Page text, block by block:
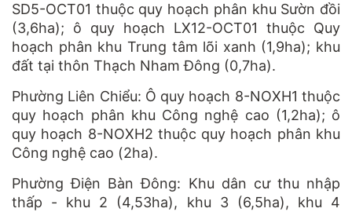
SD5-OCT01 thuộc quy hoạch phân khu Sườn đồi
(3,6ha); ô quy hoạch LX12-OCT01 thuộc Quy
hoạch phân khu Trung tâm lõi xanh (1,9ha); khu
đất tại thôn Thạch Nham Đông (0,7ha).
Phường Liên Chiểu: Ô quy hoạch 8-NOXH1 thuộc
quy hoạch phân khu Công nghệ cao (1,2ha); ô
quy hoạch 8-NOXH2 thuộc quy hoạch phân khu
Công nghệ cao (2ha).
Phường Điện Bàn Đông: Khu dân cư thu nhập
thấp - khu 2 (4,53ha), khu 3 (6,5ha), khu 4